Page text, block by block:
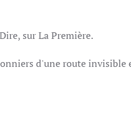
Dire, sur La Première.
d'une route invisible